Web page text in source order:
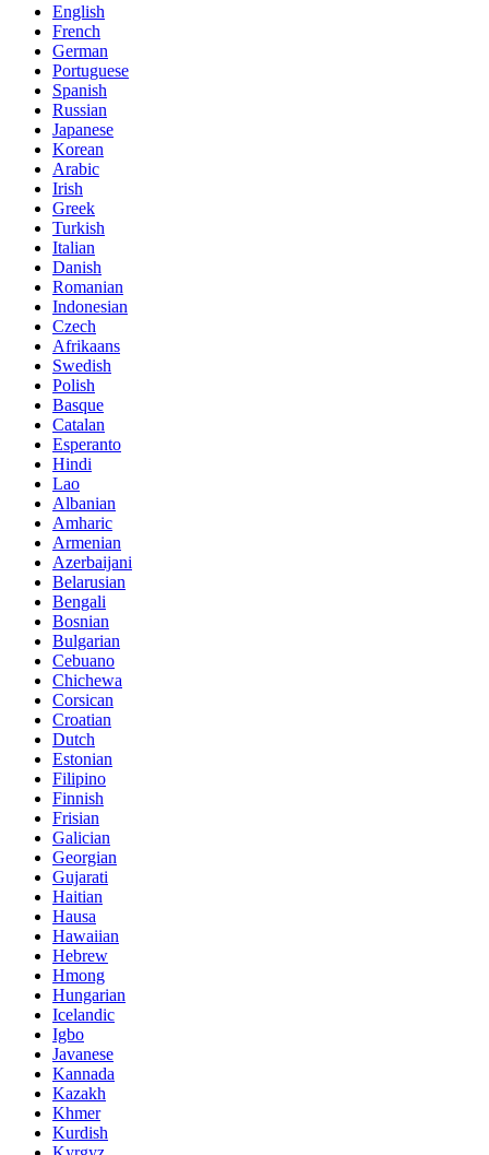
English
French
German
Portuguese
Spanish
Russian
Japanese
Korean
Arabic
Irish
Greek
Turkish
Italian
Danish
Romanian
Indonesian
Czech
Afrikaans
Swedish
Polish
Basque
Catalan
Esperanto
Hindi
Lao
Albanian
Amharic
Armenian
Azerbaijani
Belarusian
Bengali
Bosnian
Bulgarian
Cebuano
Chichewa
Corsican
Croatian
Dutch
Estonian
Filipino
Finnish
Frisian
Galician
Georgian
Gujarati
Haitian
Hausa
Hawaiian
Hebrew
Hmong
Hungarian
Icelandic
Igbo
Javanese
Kannada
Kazakh
Khmer
Kurdish